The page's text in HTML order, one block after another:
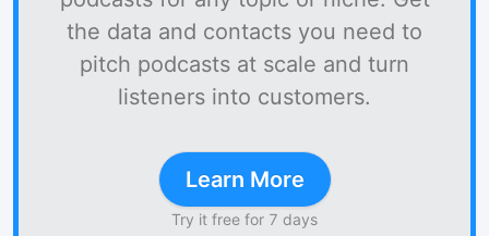
the data and contacts you need to
pitch podcasts at scale and turn
listeners into customers.
Learn More
Try it free for 7 days